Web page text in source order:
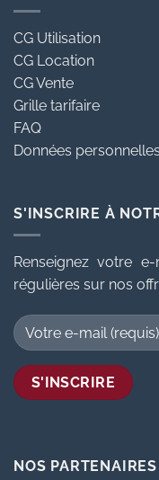
CG Utilisation
CG Location
CG Vente
Grille tarifaire
FAQ
Données personnelles
S'INSCRIRE À
Renseignez votre
régulières sur nos
NOS PARTENAIRES